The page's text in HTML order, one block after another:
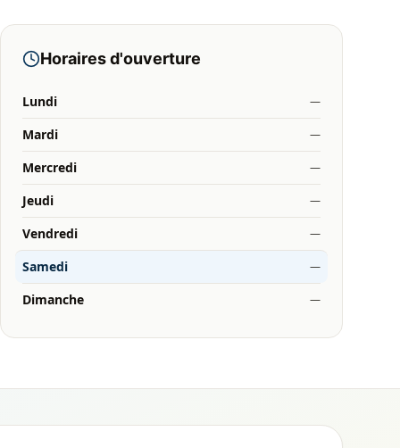
Horaires d'ouverture
Lundi —
Mardi —
Mercredi —
Jeudi —
Vendredi —
Samedi —
Dimanche —